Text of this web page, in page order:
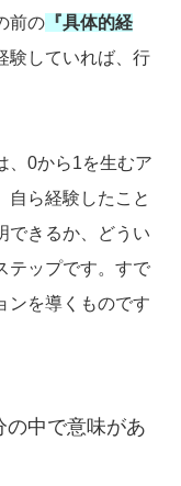
前の 『具体的経
験していれば、行
、0から1を生むア
自ら経験したこと
できるか、どうい
テップです。すで
ンを導くものです
の中で意味があ